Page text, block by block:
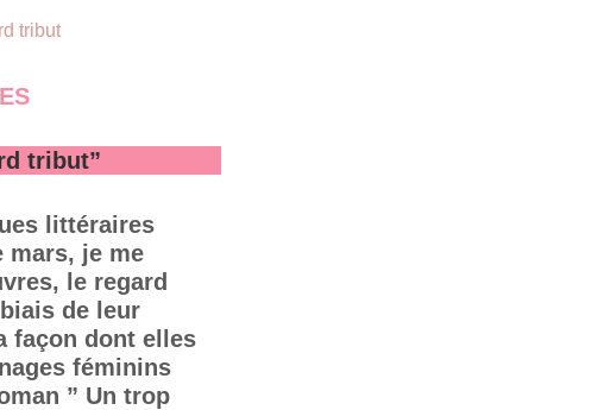
tribut
tribut”
littéraires
mars, je me
le regard
de leur
façon dont elles
féminins
” Un trop